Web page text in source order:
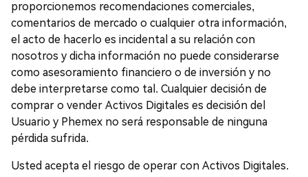
proporcionemos recomendaciones comerciales,
comentarios de mercado o cualquier otra información,
el acto de hacerlo es incidental a su relación con
nosotros y dicha información no puede considerarse
como asesoramiento financiero o de inversión y no
debe interpretarse como tal. Cualquier decisión de
comprar o vender Activos Digitales es decisión del
Usuario y Phemex no será responsable de ninguna
pérdida sufrida.
Usted acepta el riesgo de operar con Activos Digitales.